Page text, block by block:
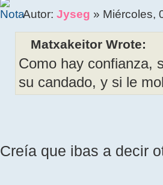
Autor:Jyseg » Miércoles,
Matxakeitor Wrote:
Como hay confianza,
su candado, y si le
Creía que ibas a decir